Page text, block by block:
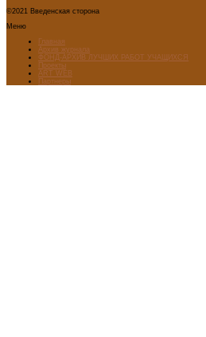
©2021 Введенская сторона
Меню
Главная
Архив журнала
ФОНД-АРХИВ ЛУЧШИХ РАБОТ УЧАЩИХСЯ
Проекты
ART WEB
Партнеры